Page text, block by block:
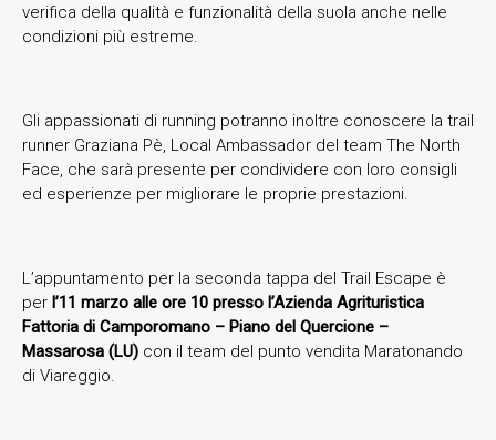
verifica della qualità e funzionalità della suola anche nelle
condizioni più estreme.
Gli appassionati di running potranno inoltre conoscere la trail
runner Graziana Pè, Local Ambassador del team The North
Face, che sarà presente per condividere con loro consigli
ed esperienze per migliorare le proprie prestazioni.
L’appuntamento per la seconda tappa del Trail Escape è
per l’11 marzo alle ore 10 presso l’Azienda Agrituristica
Fattoria di Camporomano – Piano del Quercione –
Massarosa (LU) con il team del punto vendita Maratonando
di Viareggio.